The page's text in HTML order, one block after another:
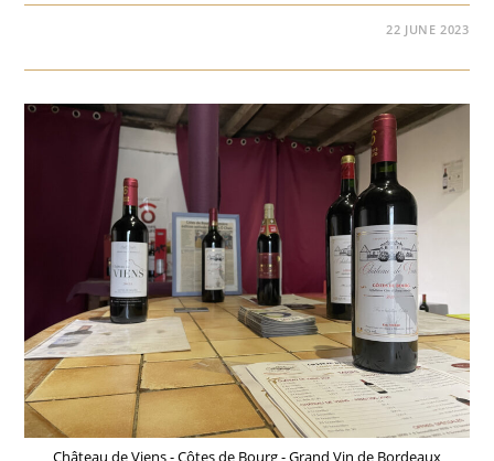
22 JUNE 2023
Château de Viens - Côtes de Bourg - Grand Vin de Bordeaux